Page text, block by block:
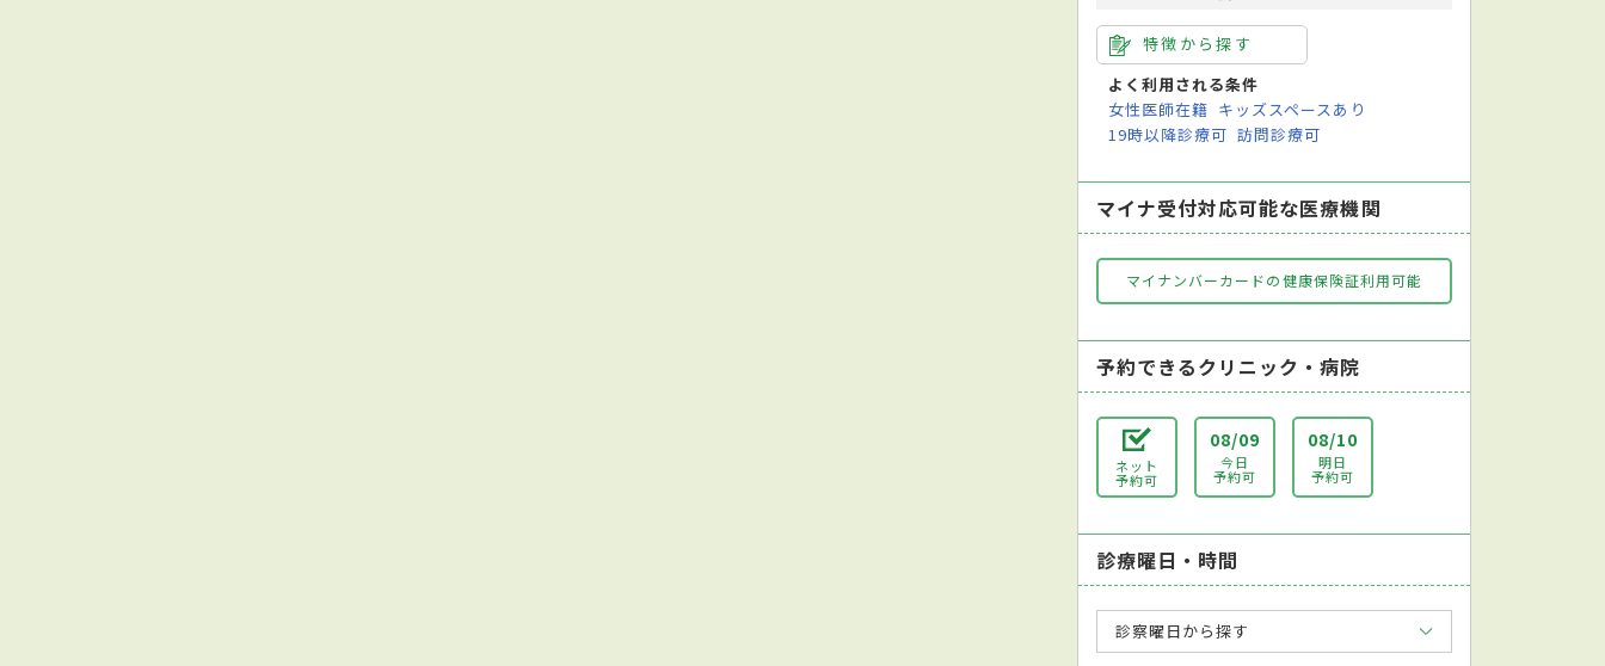
特徴から探す
よく利用される条件
女性医師在籍 キッズスペースあり
19時以降診療可 訪問診療可
マイナ受付対応可能な医療機関
マイナンバーカードの健康保険証利用可能
予約できるクリニック・病院
ネット
予約可
08/09
今日
予約可
08/10
明日
予約可
診療曜日・時間
診察曜日から探す